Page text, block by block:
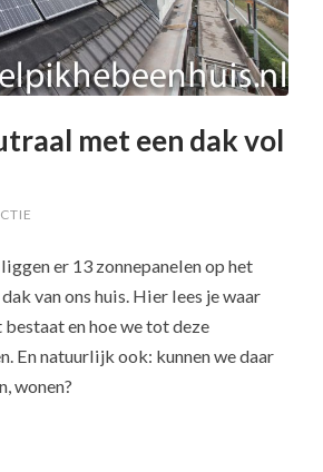
met een dak vol
er 13 zonnepanelen op het
van ons huis. Hier lees je waar
en hoe we tot deze
En natuurlijk ook: kunnen we daar
wonen?